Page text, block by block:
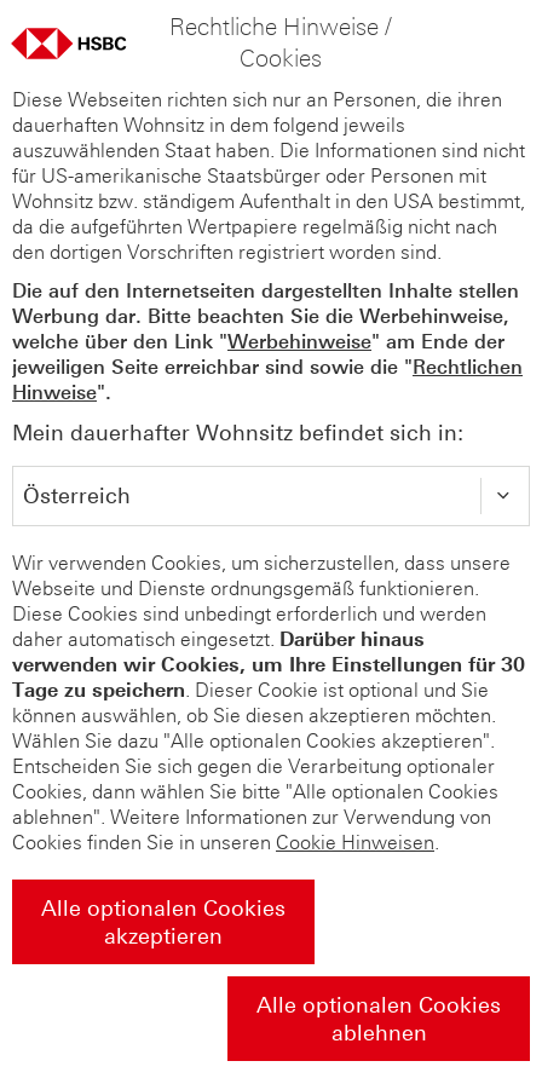
Rechtliche Hinweise /
Cookies
Diese Webseiten richten sich nur an Personen, die ihren
dauerhaften Wohnsitz in dem folgend jeweils
auszuwählenden Staat haben. Die Informationen sind nicht
für US-amerikanische Staatsbürger oder Personen mit
Wohnsitz bzw. ständigem Aufenthalt in den USA bestimmt,
da die aufgeführten Wertpapiere regelmäßig nicht nach
den dortigen Vorschriften registriert worden sind.
Die auf den Internetseiten dargestellten Inhalte stellen
Werbung dar. Bitte beachten Sie die Werbehinweise,
welche über den Link "Werbehinweise" am Ende der
jeweiligen Seite erreichbar sind sowie die "Rechtlichen
Hinweise".
Mein dauerhafter Wohnsitz befindet sich in:
Wir verwenden Cookies, um sicherzustellen, dass unsere
Webseite und Dienste ordnungsgemäß funktionieren.
Diese Cookies sind unbedingt erforderlich und werden
daher automatisch eingesetzt. Darüber hinaus
verwenden wir Cookies, um Ihre Einstellungen für 30
Tage zu speichern. Dieser Cookie ist optional und Sie
können auswählen, ob Sie diesen akzeptieren möchten.
Wählen Sie dazu "Alle optionalen Cookies akzeptieren".
Entscheiden Sie sich gegen die Verarbeitung optionaler
Cookies, dann wählen Sie bitte "Alle optionalen Cookies
ablehnen". Weitere Informationen zur Verwendung von
Cookies finden Sie in unseren Cookie Hinweisen.
Alle optionalen Cookies
akzeptieren
Alle optionalen Cookies
ablehnen